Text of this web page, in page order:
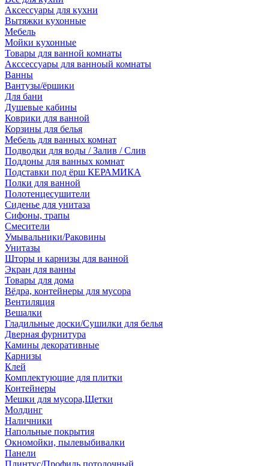
Аксессуары для кухни
Вытяжки кухонные
Мебель
Мойки кухонные
Товары для ванной комнаты
Акссессуары для ванноый комнаты
Ванны
Вантузы/ёршики
Для бани
Душевые кабины
Коврики для ванной
Корзины для белья
Мебель для ванных комнат
Подводки для воды / Залив / Слив
Поддоны для ванных комнат
Подставки под ёрш КЕРАМИКА
Полки для ванной
Полотенцесушители
Сиденье для унитаза
Сифоны, трапы
Смесители
Умывальники/Раковины
Унитазы
Шторы и карнизы для ванной
Экран для ванны
Товары для дома
Вёдра, контейнеры для мусора
Вентиляция
Вешалки
Гладильные доски/Сушилки для белья
Дверная фурнитура
Камины декоративные
Карнизы
Клей
Комплектующие для плитки
Контейнеры
Мешки для мусора,Щетки
Молдинг
Наличники
Напольные покрытия
Окномойки, пылевыбивалки
Панели
Плинтус/Профиль потолочный